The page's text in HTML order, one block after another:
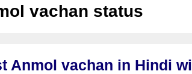
vachan status
Anmol vachan in Hindi